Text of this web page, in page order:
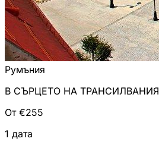
Румъния
В СЪРЦЕТО НА ТРАНСИЛВАНИЯ
От €255
1 дата